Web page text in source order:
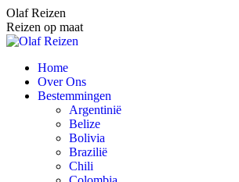
Spring
naar
content
Olaf Reizen
Reizen op maat
Home
Over Ons
Bestemmingen
Argentinië
Belize
Bolivia
Brazilië
Chili